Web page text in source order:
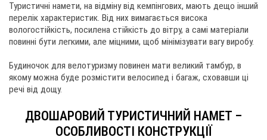
Туристичні намети, на відміну від кемпінгових, мають дещо інший
перелік характеристик. Від них вимагається висока
вологостійкість, посилена стійкість до вітру, а самі матеріали
повинні бути легкими, але міцними, щоб мінімізувати вагу виробу.
Будиночок для велотуризму повинен мати великий тамбур, в
якому можна буде розмістити велосипед і багаж, сховавши ці
речі від дощу.
ДВОШАРОВИЙ ТУРИСТИЧНИЙ НАМЕТ –
ОСОБЛИВОСТІ КОНСТРУКЦІЇ